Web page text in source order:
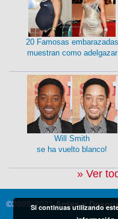
20 Famosas embarazadas
muestran como adelgazar
Will Smith
se ha vuelto blanco!
» Ver
©2009-2021Antes y
Si continuas utilizando